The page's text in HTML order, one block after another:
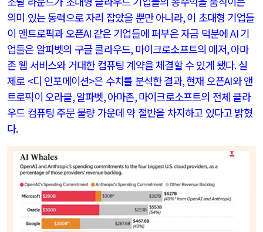
의미 있는 동력으로 자리 잡았을 뿐만 아니라,이 초대형 기업들
이 앤트로픽과 오픈AI 같은 기업들에 퍼부은 자금 덕분에AI기
업들은 알파벳의 구글 클라우드, 마이크로소프트의 애저,아마
존 웹 서비스와 거대한 컴퓨팅 계약을 체결할 수 있게 됐다.실
제로 <디 인포메이션>은 수치를 분석한 결과,현재 오픈AI와 앤
트로픽이 오라클,알파벳,아마존,마이크로소프트의 전체 클라
우드 컴퓨팅 주문 물량 가운데 약 절반을 차지하고 있다고 밝혔
다.